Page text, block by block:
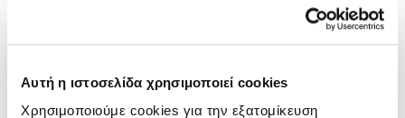
Αυτή η ιστοσελίδα χρησιμοποιεί cookies
Χρησιμοποιούμε cookies για την εξατομίκευση